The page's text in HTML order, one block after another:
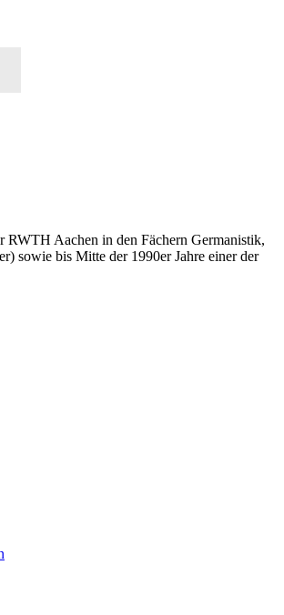
RWTH Aachen in den Fächern Germanistik,
sowie bis Mitte der 1990er Jahre einer der